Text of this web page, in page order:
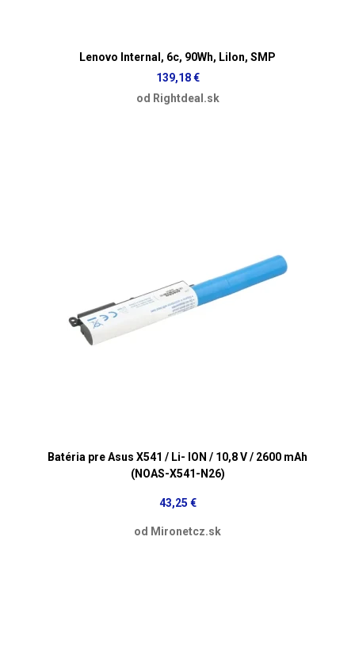
Lenovo Internal, 6c, 90Wh, LiIon, SMP
139,18 €
od Rightdeal.sk
Batéria pre Asus X541 / Li- ION / 10,8 V / 2600 mAh
(NOAS-X541-N26)
43,25 €
od Mironetcz.sk